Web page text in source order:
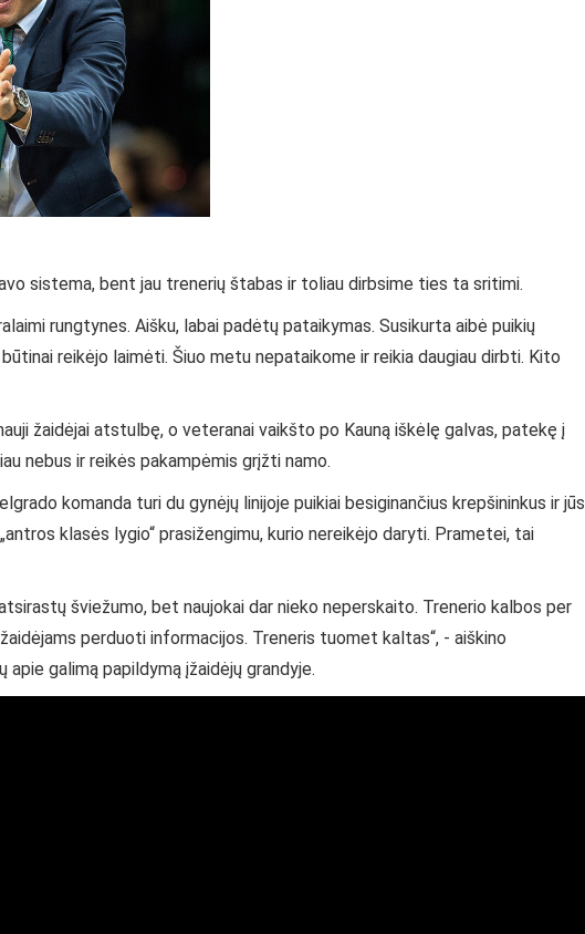
sistema, bent jau trenerių štabas ir toliau dirbsime ties ta sritimi.
rungtynes. Aišku, labai padėtų pataikymas. Susikurta aibė puikių
reikėjo laimėti. Šiuo metu nepataikome ir reikia daugiau dirbti. Kito
žaidėjai atstulbę, o veteranai vaikšto po Kauną iškėlę galvas, patekę į
nebus ir reikės pakampėmis grįžti namo.
komanda turi du gynėjų linijoje puikiai besiginančius krepšininkus ir jūs
klasės lygio“ prasižengimu, kurio nereikėjo daryti. Prametei, tai
šviežumo, bet naujokai dar nieko neperskaito. Trenerio kalbos per
perduoti informacijos. Treneris tuomet kaltas“, - aiškino
galimą papildymą įžaidėjų grandyje.